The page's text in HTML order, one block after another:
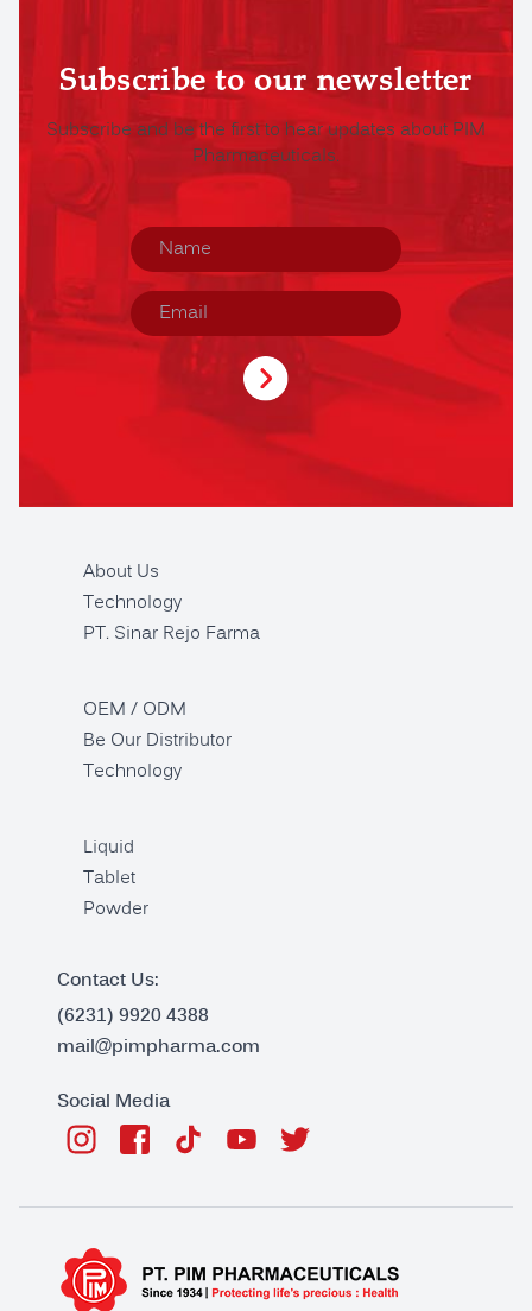
Subscribe to our newsletter
Subscribe and be the first to hear updates about PIM
Pharmaceuticals.
About Us
Technology
PT. Sinar Rejo Farma
OEM / ODM
Be Our Distributor
Technology
Liquid
Tablet
Powder
Contact Us:
(6231) 9920 4388
mail@pimpharma.com
Social Media